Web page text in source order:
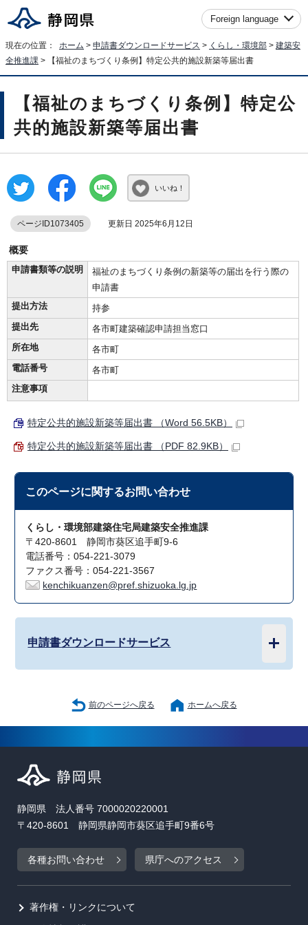
Foreign language
現在の位置： ホーム > 申請書ダウンロードサービス > くらし・環境部 > 建築安
全推進課 > 【福祉のまちづくり条例】特定公共的施設新築等届出書
【福祉のまちづくり条例】特定公
共的施設新築等届出書
いいね！
ページID1073405 更新日 2025年6月12日
概要
申請書類等の説明
福祉のまちづくり条例の新築等の届出を行う際の
申請書
提出方法
持参
提出先
各市町建築確認申請担当窓口
所在地
各市町
電話番号
各市町
注意事項
特定公共的施設新築等届出書 （Word 56.5KB）
特定公共的施設新築等届出書 （PDF 82.9KB）
このページに関するお問い合わせ
くらし・環境部建築住宅局建築安全推進課
〒420-8601 静岡市葵区追手町9-6
電話番号：054-221-3079
ファクス番号：054-221-3567
kenchikuanzen@pref.shizuoka.lg.jp
申請書ダウンロードサービス
前のページへ戻る ホームへ戻る
静岡県 法人番号 7000020220001
〒420-8601 静岡県静岡市葵区追手町9番6号
各種お問い合わせ 県庁へのアクセス
著作権・リンクについて